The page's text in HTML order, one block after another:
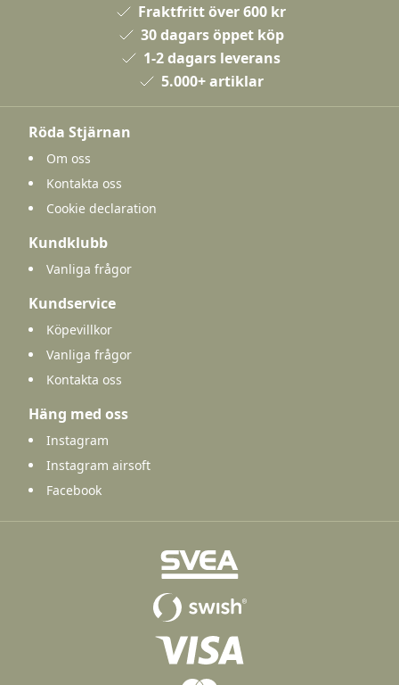
Fraktfritt över 600 kr
30 dagars öppet köp
1-2 dagars leverans
5.000+ artiklar
Röda Stjärnan
Om oss
Kontakta oss
Cookie declaration
Kundklubb
Vanliga frågor
Kundservice
Köpevillkor
Vanliga frågor
Kontakta oss
Häng med oss
Instagram
Instagram airsoft
Facebook